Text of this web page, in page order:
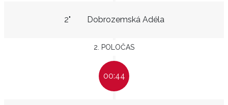
Dobrozemská Adéla
2"
2. POLOČAS
00:44